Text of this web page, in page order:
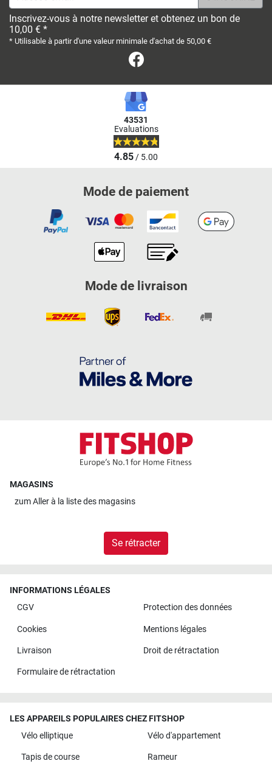
Inscrivez-vous à notre newsletter et obtenez un bon de
10,00 € *
* Utilisable à partir d'une valeur minimale d'achat de 50,00 €
43531
Evaluations
4.85/ 5.00
Mode de paiement
Mode de livraison
MAGASINS
zumAller à la liste des magasins
Se rétracter
INFORMATIONS LÉGALES
CGV
Protection des données
Cookies Mentions légales
Livraison Droit de rétractation
Formulaire de rétractation
LES APPAREILS POPULAIRES CHEZ FITSHOP
Vélo elliptique
Vélo d'appartement
Tapis de course Rameur